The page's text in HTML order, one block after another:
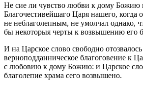
Не сие ли чувство любви к дому Божию
Благочестивейшаго Царя нашего, когда
не неблаголепным, не умолчал однако,
бы некоторыя черты к возвышению его
И на Царское слово свободно отозвалось
верноподданническое благоговение к
с любовию к дому Божию: и Царское
благолепие храма сего возвышено.